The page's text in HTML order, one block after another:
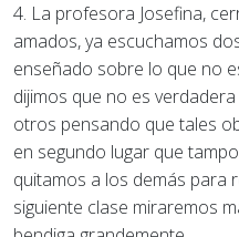
4. La profesora Josefina,
amados, ya escuchamos
enseñado sobre lo que no
dijimos que no es
otros pensando que tales
en segundo lugar que
quitamos a los demás para
siguiente clase miraremos